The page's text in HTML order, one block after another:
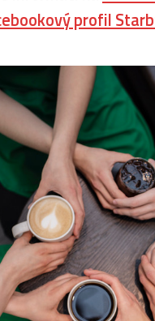
profil